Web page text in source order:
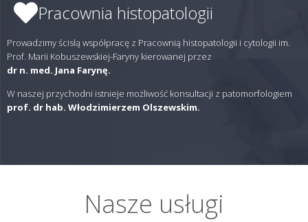
Pracownia histopatologii
Prowadzimy ścisłą współpracę z Pracownią histopatologii i cytologii im.
Prof. Marii Kobuszewskiej-Faryny kierowanej przez
dr n. med. Jana Farynę.
W naszej przychodni istnieje możliwość konsultacji z patomorfologiem
prof. dr hab. Włodzimierzem Olszewskim.
Nasze usługi